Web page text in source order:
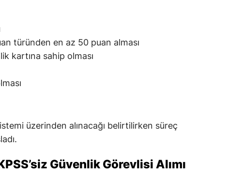
türünden en az 50 puan alması
kartına sahip olması
üzerinden alınacağı belirtilirken süreç
Güvenlik Görevlisi Alımı